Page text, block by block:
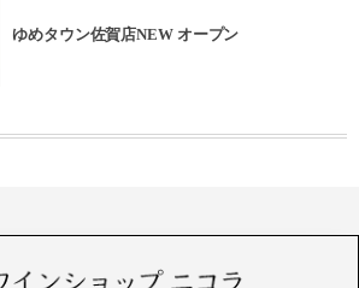
ゆめタウン佐賀店NEW オープン